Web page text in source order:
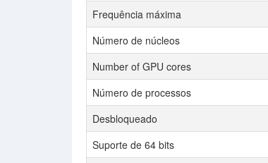
Frequência máxima
Número de núcleos
Number of GPU cores
Número de processos
Desbloqueado
Suporte de 64 bits